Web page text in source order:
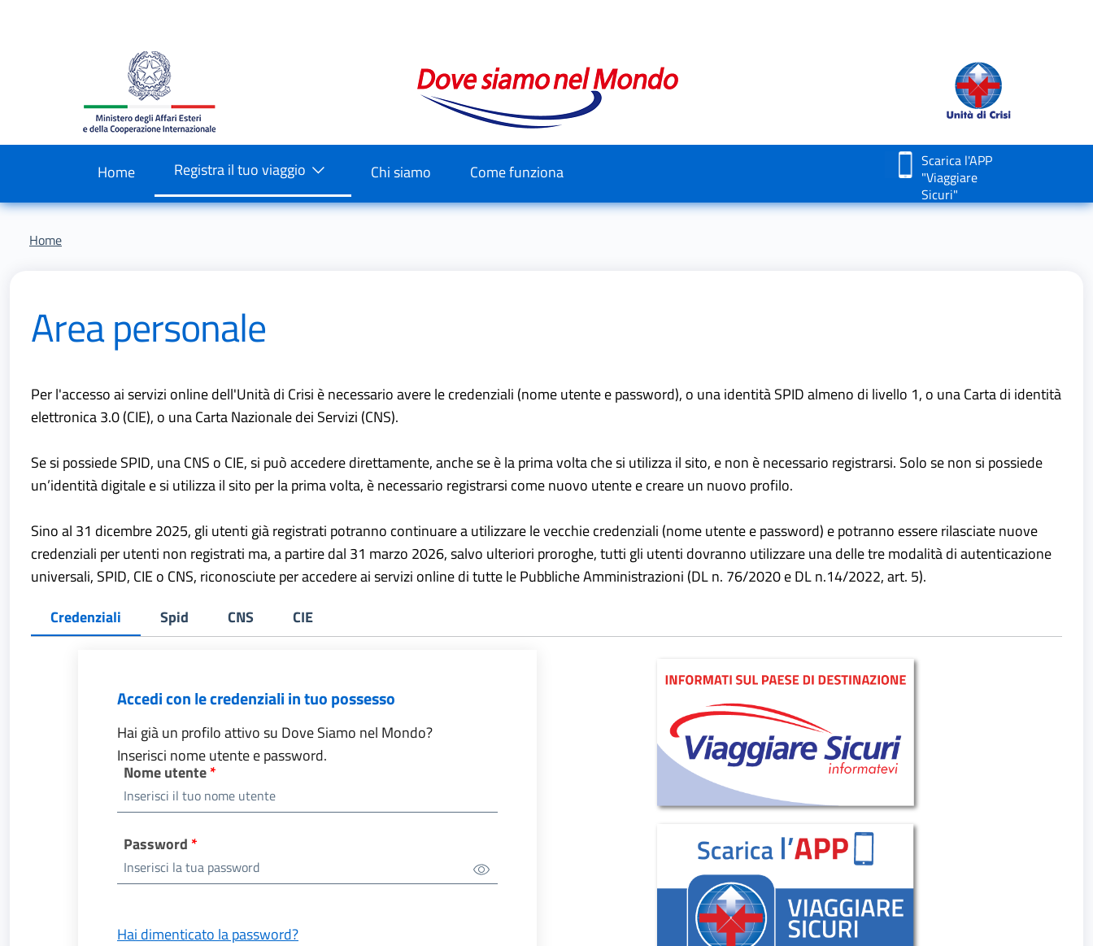
Home Registra il tuo viaggio Chi siamo Come funziona
Scarica l'APP
"Viaggiare
Sicuri"
Briciole di pane
Home
Area personale
Per l'accesso ai servizi online dell'Unità di Crisi è necessario avere le credenziali (nome utente e password), o una identità SPID almeno di livello 1, o una Carta di identità
elettronica 3.0 (CIE), o una Carta Nazionale dei Servizi (CNS).
Se si possiede SPID, una CNS o CIE, si può accedere direttamente, anche se è la prima volta che si utilizza il sito, e non è necessario registrarsi. Solo se non si possiede
un’identità digitale e si utilizza il sito per la prima volta, è necessario registrarsi come nuovo utente e creare un nuovo profilo.
Sino al 31 dicembre 2025, gli utenti già registrati potranno continuare a utilizzare le vecchie credenziali (nome utente e password) e potranno essere rilasciate nuove
credenziali per utenti non registrati ma, a partire dal 31 marzo 2026, salvo ulteriori proroghe, tutti gli utenti dovranno utilizzare una delle tre modalità di autenticazione
universali, SPID, CIE o CNS, riconosciute per accedere ai servizi online di tutte le Pubbliche Amministrazioni (DL n. 76/2020 e DL n.14/2022, art. 5).
Primary tabs
Credenziali Spid(active tab)
CNS CIE
Accedi con le credenziali in tuo possesso
Hai già un profilo attivo su Dove Siamo nel Mondo?
Inserisci nome utente e password.
Nome utente
Password
Show/Hide Password
Hai dimenticato la password?